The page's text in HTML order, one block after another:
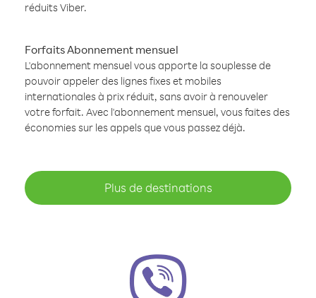
réduits Viber.
Forfaits Abonnement mensuel
L'abonnement mensuel vous apporte la souplesse de
pouvoir appeler des lignes fixes et mobiles
internationales à prix réduit, sans avoir à renouveler
votre forfait. Avec l'abonnement mensuel, vous faites des
économies sur les appels que vous passez déjà.
Plus de destinations